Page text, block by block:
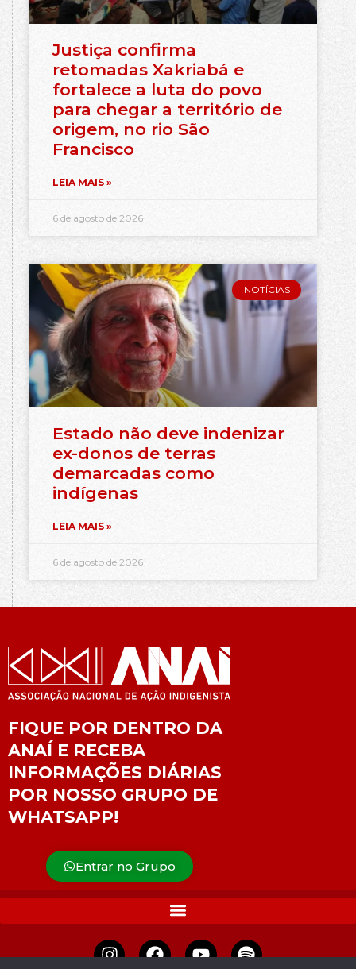
Justiça confirma
retomadas Xakriabá e
fortalece a luta do povo
para chegar a território de
origem, no rio São
Francisco
LEIA MAIS »
6 de agosto de 2026
NOTÍCIAS
Estado não deve indenizar
ex-donos de terras
demarcadas como
indígenas
LEIA MAIS »
6 de agosto de 2026
FIQUE POR DENTRO DA
ANAÍ E RECEBA
INFORMAÇÕES DIÁRIAS
POR NOSSO GRUPO DE
WHATSAPP!
Entrar no Grupo